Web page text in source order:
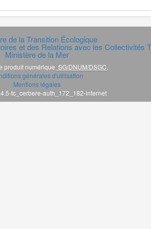
de la Transition Écologique
et des Relations avec les Collectivités
Ministère de la Mer
produit numérique SG/DNUM/DSGC
générales d'utilisation
Mentions légales
tc_cerbere-auth_172_182-internet